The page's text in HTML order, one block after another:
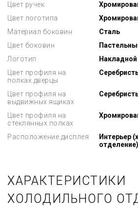
Цвет ручек
Цвет логотипа
Материал боковин
Сталь
Цвет боковин
Логотип
Накладной
Цвет профиля на
полках дверцы
Цвет профиля на
выдвижных ящиках
Цвет профиля на
стеклянных полках
Расположение дисплея
Интерьер
отделение)
ХАРАКТЕРИСТИКИ
ХОЛОДИЛЬНОГО